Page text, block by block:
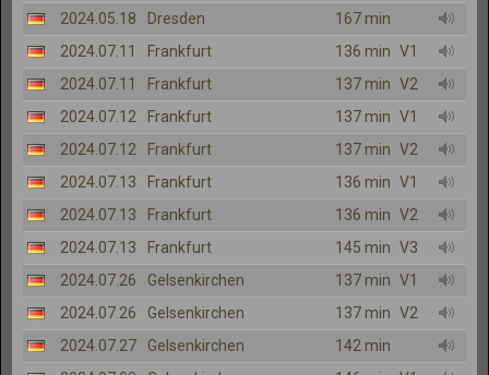
2024.05.18
Dresden
167 min
2024.07.11
Frankfurt 136 min V1
2024.07.11
Frankfurt 137 min V2
2024.07.12
Frankfurt 137 min V1
2024.07.12
Frankfurt 137 min V2
2024.07.13
Frankfurt 136 min V1
2024.07.13
Frankfurt 136 min V2
2024.07.13
Frankfurt 145 min V3
2024.07.26
Gelsenkirchen 137 min V1
2024.07.26
Gelsenkirchen 137 min V2
2024.07.27
Gelsenkirchen
142 min